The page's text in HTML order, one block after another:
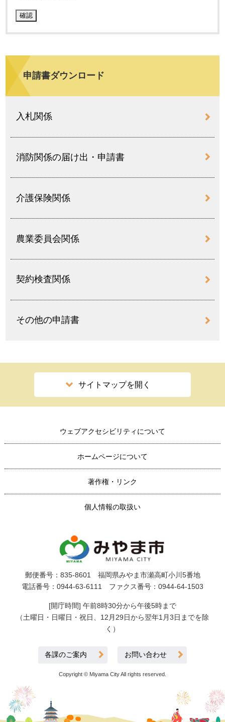
申請書ダウンロード
入札関係
消防関係の届け出・申請書
介護保険関係
農業委員会関係
契約検査関係
その他の申請書
サイトマップを開く
ウェブアクセシビリティについて
ホームページについて
著作権・リンク
個人情報の取扱い
郵便番号：835-8601 福岡県みやま市瀬高町小川5番地
電話番号：0944-63-6111 ファクス番号：0944-64-1503
[開庁時間] 午前8時30分から午後5時まで
（土曜日・日曜日・祝日、12月29日から翌年1月3日までを除
く）
各課のご案内 お問い合わせ
Copyright © Miyama City All rights reserved.